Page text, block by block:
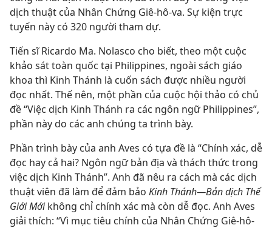
dịch thuật của Nhân Chứng Giê-hô-va. Sự kiện trực
tuyến này có 320 người tham dự.
Tiến sĩ Ricardo Ma. Nolasco cho biết, theo một cuộc
khảo sát toàn quốc tại Philippines, ngoài sách giáo
khoa thì Kinh Thánh là cuốn sách được nhiều người
đọc nhất. Thế nên, một phần của cuộc hội thảo có chủ
đề “Việc dịch Kinh Thánh ra các ngôn ngữ Philippines”,
phần này do các anh chúng ta trình bày.
Phần trình bày của anh Aves có tựa đề là “Chính xác, dễ
đọc hay cả hai? Ngôn ngữ bản địa và thách thức trong
việc dịch Kinh Thánh”. Anh đã nêu ra cách mà các dịch
thuật viên đã làm để đảm bảo Kinh Thánh—Bản dịch Thế
Giới Mớikhông chỉ chính xác mà còn dễ đọc. Anh Aves
giải thích: “Vì mục tiêu chính của Nhân Chứng Giê-hô-